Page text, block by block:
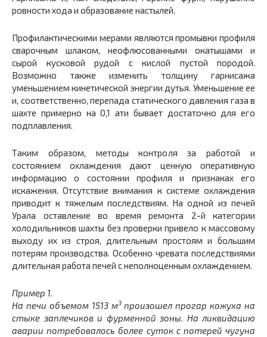
ровности хода и образование настылей.
Профилактическими мерами являются промывки профиля
сварочным шлаком, неофлюсованными окатышами и
сырой кусковой рудой с кислой пустой породой.
Возможно также изменить толщину гарнисажа
уменьшением кинетической энергии дутья. Уменьшение ее
и, соответственно, перепада статического давления газа в
шахте примерно на 0,1 ати бывает достаточно для его
подплавления.
Таким образом, методы контроля за работой и
состоянием охлаждения дают ценную оперативную
информацию о состоянии профиля и признаках его
искажения. Отсутствие внимания к системе охлаждения
приводит к тяжелым последствиям. На одной из печей
Урала оставление во время ремонта 2-й категории
холодильников шахты без проверки привело к массовому
выходу их из строя, длительным простоям и большим
потерям производства. Особенно чревата последствиями
длительная работа печей с неполноценным охлаждением.
Пример 1.
На печи объемом 1513 м3произошел прогар кожуха на
стыке заплечиков и фурменной зоны. На ликвидацию
аварии потребовалось более суток с потерей чугуна